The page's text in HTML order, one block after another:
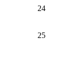
24
25